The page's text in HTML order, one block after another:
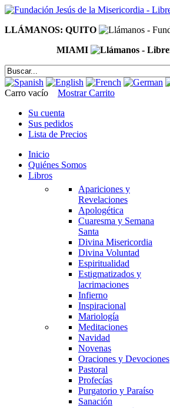
LLÁMANOS: QUITO
MIAMI
Carro vacío
Mostrar Carrito
Su cuenta
Sus pedidos
Lista de Precios
Inicio
Quiénes Somos
Libros
Apariciones y
Revelaciones
Apologética
Cuaresma y Semana
Santa
Divina Misericordia
Divina Voluntad
Espiritualidad
Estigmatizados y
lacrimaciones
Infierno
Inspiracional
Mariología
Meditaciones
Navidad
Novenas
Oraciones y Devociones
Pastoral
Profecías
Purgatorio y Paraíso
Sanación